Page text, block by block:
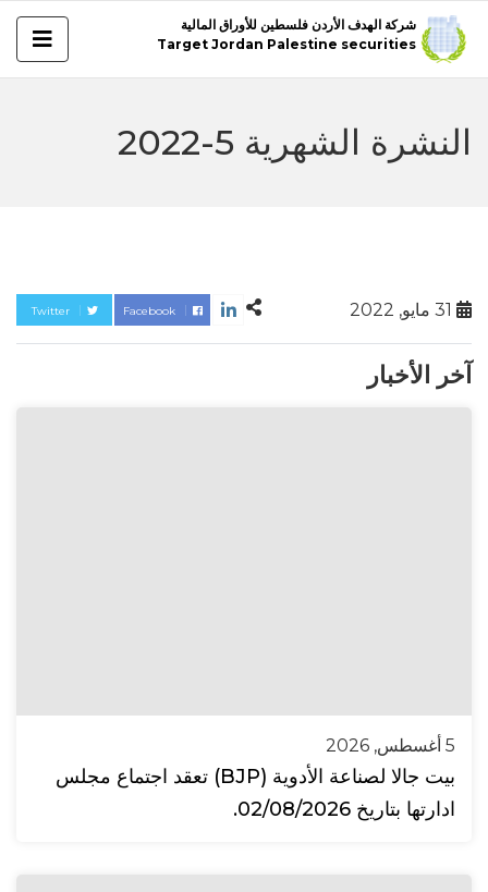
شركة الهدف الأردن فلسطين للأوراق المالية
Target Jordan Palestine securities
النشرة الشهرية 5-2022
Twitter Facebook
آخر الأخبار
5 أغسطس, 2026
بيت جالا لصناعة الأدوية (BJP) تعقد اجتماع مجلس
ادارتها بتاريخ 02/08/2026.